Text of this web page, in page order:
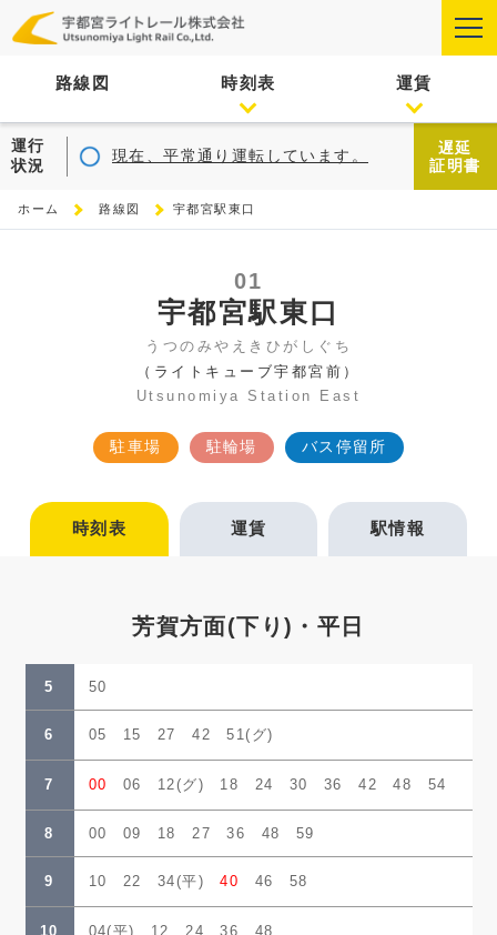
路線図 時刻表 運賃
運行
状況
現在、平常通り運転しています。
遅延
証明書
ホーム 路線図 宇都宮駅東口
01
宇都宮駅東口
うつのみやえきひがしぐち
（ライトキューブ宇都宮前）
Utsunomiya Station East
駐車場 駐輪場 バス停留所
時刻表 運賃 駅情報
芳賀方面(下り)・平日
5 50
6 05 15 27 42 51(グ)
7 00 06 12(グ) 18 24 30 36 42 48 54
8 00 09 18 27 36 48 59
9 10 22 34(平)40 46 58
10 04(平) 12 24 36 48